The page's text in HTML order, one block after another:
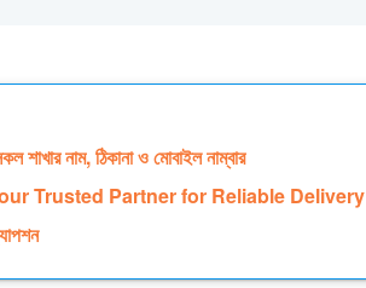
শাখার নাম, ঠিকানা ও মোবাইল নাম্বার
Trusted Partner for Reliable Delivery